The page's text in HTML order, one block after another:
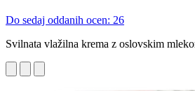
Do sedaj oddanih ocen: 26
Svilnata vlažilna krema z oslovskim